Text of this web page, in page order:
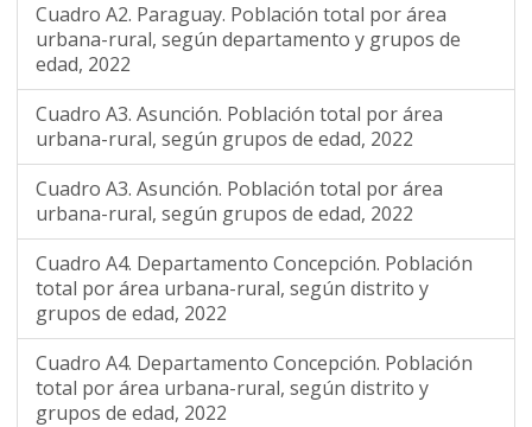
Cuadro A2. Paraguay. Población total por área
urbana-rural, según departamento y grupos de
edad, 2022
Cuadro A3. Asunción. Población total por área
urbana-rural, según grupos de edad, 2022
Cuadro A3. Asunción. Población total por área
urbana-rural, según grupos de edad, 2022
Cuadro A4. Departamento Concepción. Población
total por área urbana-rural, según distrito y
grupos de edad, 2022
Cuadro A4. Departamento Concepción. Población
total por área urbana-rural, según distrito y
grupos de edad, 2022